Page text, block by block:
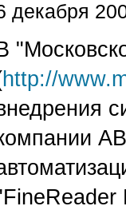
декабря
http://